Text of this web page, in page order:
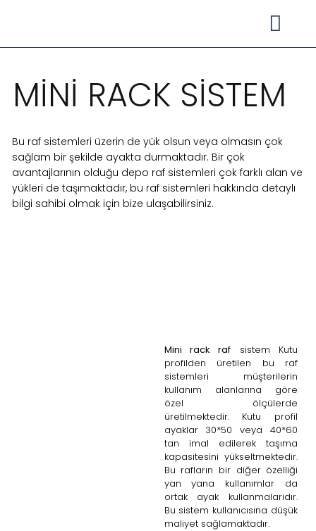
MİNİ RACK SİSTEM
Bu raf sistemleri üzerin de yük olsun veya olmasın çok
sağlam bir şekilde ayakta durmaktadır. Bir çok
avantajlarının olduğu depo raf sistemleri çok farklı alan ve
yükleri de taşımaktadır, bu raf sistemleri hakkında detaylı
bilgi sahibi olmak için bize ulaşabilirsiniz.
Mini rack raf sistem Kutu
profilden üretilen bu raf
sistemleri müşterilerin
kullanım alanlarına göre
özel ölçülerde
üretilmektedir. Kutu profil
ayaklar 30*50 veya 40*60
tan imal edilerek taşıma
kapasitesini yükseltmektedir.
Bu rafların bir diğer özelliği
yan yana kullanımlar da
ortak ayak kullanmalarıdır.
Bu sistem kullanıcısına düşük
maliyet sağlamaktadır.